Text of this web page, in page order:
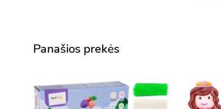
Panašios prekės